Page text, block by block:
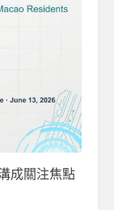
成關注焦點